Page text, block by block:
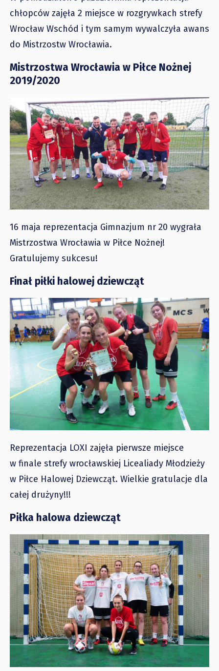
chłopców zajęła 2 miejsce w rozgrywkach strefy
Wrocław Wschód i tym samym wywalczyła awans
do Mistrzostw Wrocławia.
Mistrzostwa Wrocławia w Piłce Nożnej
2019/2020
16 maja reprezentacja Gimnazjum nr 20 wygrała
Mistrzostwa Wrocławia w Piłce Nożnej!
Gratulujemy sukcesu!
Finał piłki halowej dziewcząt
Reprezentacja LOXI zajęła pierwsze miejsce
w finale strefy wrocławskiej Licealiady Młodzieży
w Piłce Halowej Dziewcząt. Wielkie gratulacje dla
całej drużyny!!!
Piłka halowa dziewcząt